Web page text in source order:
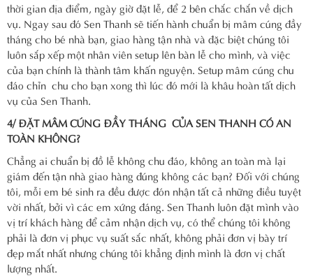
thời gian địa điểm, ngày giờ đặt lễ, để 2 bên chắc chắn về dịch
vụ. Ngay sau đó Sen Thanh sẽ tiến hành chuẩn bị mâm cúng đầy
tháng cho bé nhà bạn, giao hàng tận nhà và đặc biệt chúng tôi
luôn sắp xếp một nhân viên setup lên bàn lễ cho mình, và việc
của bạn chính là thành tâm khấn nguyện. Setup mâm cúng chu
đáo chỉn chu cho bạn xong thì lúc đó mới là khâu hoàn tất dịch
vụ của Sen Thanh.
4/ ĐẶT MÂM CÚNG ĐẦY THÁNG CỦA SEN THANH CÓ AN
TOÀN KHÔNG?
Chẳng ai chuẩn bị đồ lễ không chu đáo, không an toàn mà lại
giám đến tận nhà giao hàng đúng không các bạn? Đối với chúng
tôi, mỗi em bé sinh ra đều được đón nhận tất cả những điều tuyệt
vời nhất, bởi vì các em xứng đáng. Sen Thanh luôn đặt mình vào
vị trí khách hàng để cảm nhận dịch vụ, có thể chúng tôi không
phải là đơn vị phục vụ suất sắc nhất, không phải đơn vị bày trí
đẹp mắt nhất nhưng chúng tôi khẳng định mình là đơn vị chất
lượng nhất.